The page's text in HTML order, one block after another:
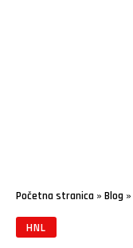
Početna stranica » Blog »
HNL